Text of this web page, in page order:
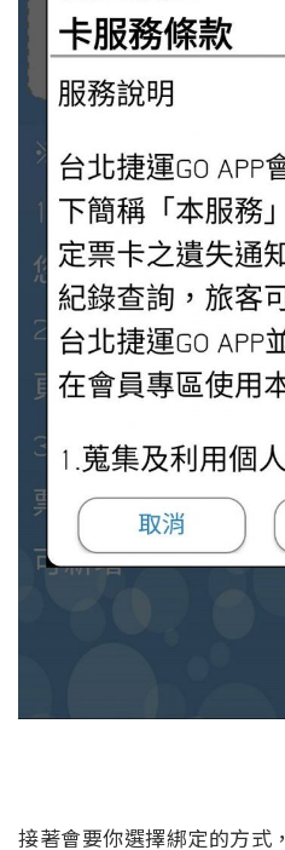
接著會要你選擇綁定的方式